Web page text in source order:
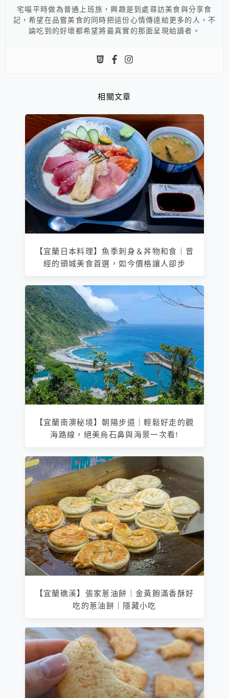
宅喵平時做為普通上班族，興趣是到處尋訪美食與分享食
記，希望在品嘗美食的同時把這份心情傳達給更多的人，不
論吃到的好壞都希望將最真實的那面呈現給讀者。
相關文章
【宜蘭日本料理】魚季刺身＆丼物和食｜曾
經的頭城美食首選，如今價格讓人卻步
【宜蘭南澳秘境】朝陽步道｜輕鬆好走的觀
海路線，絕美烏石鼻與海景一次看!
【宜蘭礁溪】張家蔥油餅｜金黃飽滿香酥好
吃的蔥油餅｜隱藏小吃